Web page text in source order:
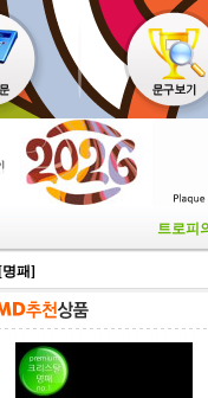
트로피
패]